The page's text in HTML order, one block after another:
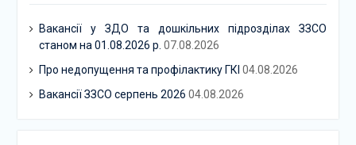
Вакансії у ЗДО та дошкільних підрозділах ЗЗСО
станом на 01.08.2026 р. 07.08.2026
Про недопущення та профілактику ГКІ 04.08.2026
Вакансії ЗЗСО серпень 2026 04.08.2026